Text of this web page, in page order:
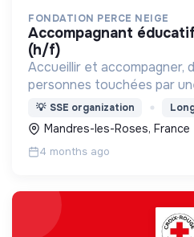
FONDATION PERCE NEIGE
accompagnant éducatif et social (aes)
(h/f)
Accueillir et accompagner,
personnes touchées par
un handicap physique ou
💡 SSE organization
Mandres-les-Roses, France
4 months ago